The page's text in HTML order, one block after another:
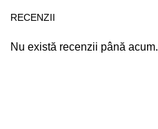
RECENZII
Nu există recenzii până acum.